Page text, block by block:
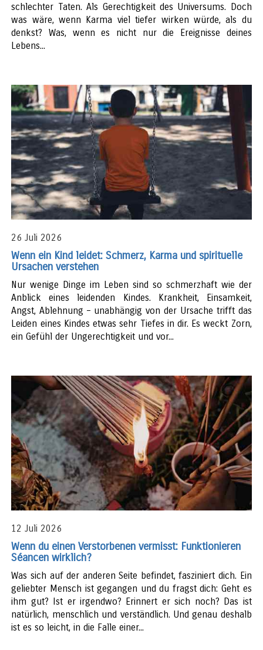
schlechter Taten. Als Gerechtigkeit des Universums. Doch
was wäre, wenn Karma viel tiefer wirken würde, als du
denkst? Was, wenn es nicht nur die Ereignisse deines
Lebens...
26 Juli 2026
Wenn ein Kind leidet: Schmerz, Karma und spirituelle
Ursachen verstehen
Nur wenige Dinge im Leben sind so schmerzhaft wie der
Anblick eines leidenden Kindes. Krankheit, Einsamkeit,
Angst, Ablehnung – unabhängig von der Ursache trifft das
Leiden eines Kindes etwas sehr Tiefes in dir. Es weckt Zorn,
ein Gefühl der Ungerechtigkeit und vor...
12 Juli 2026
Wenn du einen Verstorbenen vermisst: Funktionieren
Séancen wirklich?
Was sich auf der anderen Seite befindet, fasziniert dich. Ein
geliebter Mensch ist gegangen und du fragst dich: Geht es
ihm gut? Ist er irgendwo? Erinnert er sich noch? Das ist
natürlich, menschlich und verständlich. Und genau deshalb
ist es so leicht, in die Falle einer...